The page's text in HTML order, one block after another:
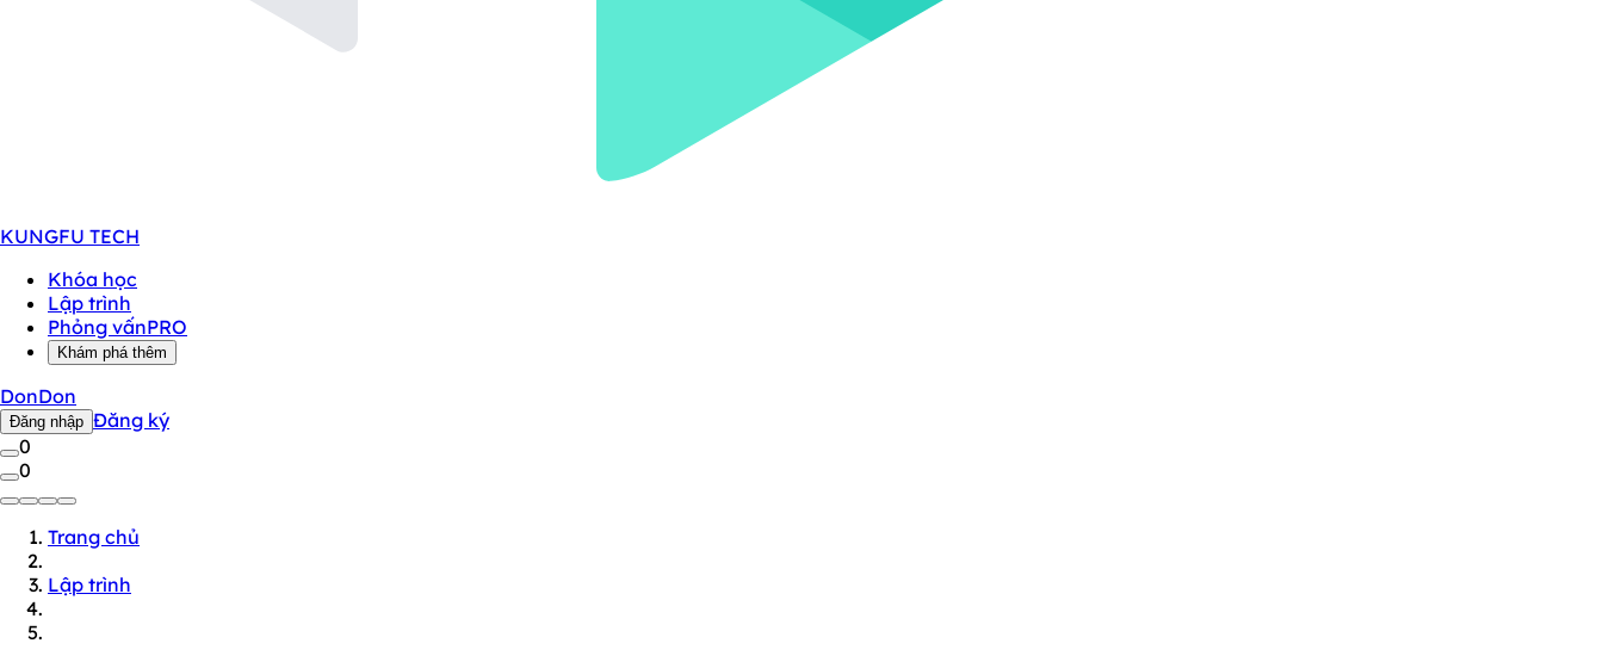
KUNGFU TECH
Khóa học
Lập trình
Phỏng vấnPRO
Khám phá thêm
DonDon
Đăng nhập Đăng ký
0
0
Trang chủ
Lập trình